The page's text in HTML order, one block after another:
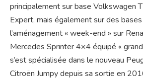
principalement sur base Volkswagen
Expert, mais également sur des
l’aménagement « week-end » sur
Mercedes Sprinter 4×4 équipé « grand
s’est spécialisée dans le nouveau
Citroën Jumpy depuis sa sortie en